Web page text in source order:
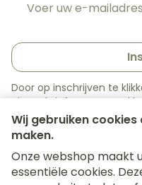
Wij gebruiken
maken.
Onze webshop maakt
essentiële cookies.
Door op inschrijven te
nieuwsbrief en gaat u